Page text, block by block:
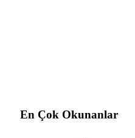
En Çok Okunanlar